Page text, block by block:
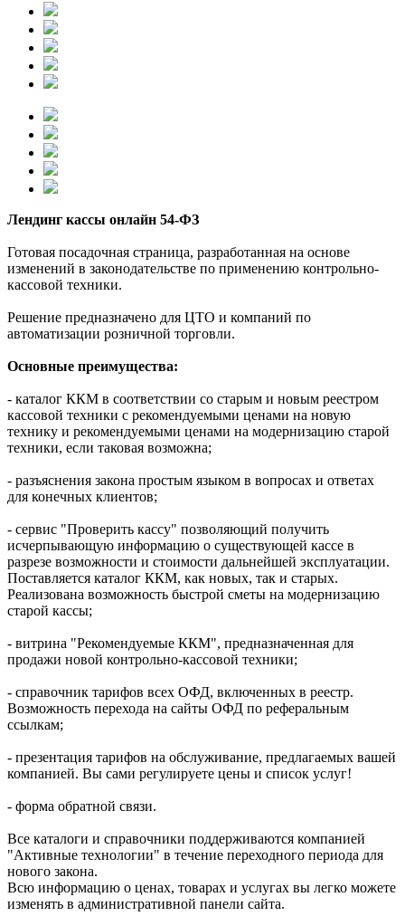
Лендинг кассы онлайн 54-ФЗ
Готовая посадочная страница, разработанная на основе
изменений в законодательстве по применению контрольно-
кассовой техники.
Решение предназначено для ЦТО и компаний по
автоматизации розничной торговли.
Основные преимущества:
- каталог ККМ в соответствии со старым и новым реестром
кассовой техники с рекомендуемыми ценами на новую
технику и рекомендуемыми ценами на модернизацию старой
техники, если таковая возможна;
- разъяснения закона простым языком в вопросах и ответах
для конечных клиентов;
- сервис "Проверить кассу" позволяющий получить
исчерпывающую информацию о существующей кассе в
разрезе возможности и стоимости дальнейшей эксплуатации.
Поставляется каталог ККМ, как новых, так и старых.
Реализована возможность быстрой сметы на модернизацию
старой кассы;
- витрина "Рекомендуемые ККМ", предназначенная для
продажи новой контрольно-кассовой техники;
- справочник тарифов всех ОФД, включенных в реестр.
Возможность перехода на сайты ОФД по реферальным
ссылкам;
- презентация тарифов на обслуживание, предлагаемых вашей
компанией. Вы сами регулируете цены и список услуг!
- форма обратной связи.
Все каталоги и справочники поддерживаются компанией
"Активные технологии" в течение переходного периода для
нового закона.
Всю информацию о ценах, товарах и услугах вы легко можете
изменять в административной панели сайта.